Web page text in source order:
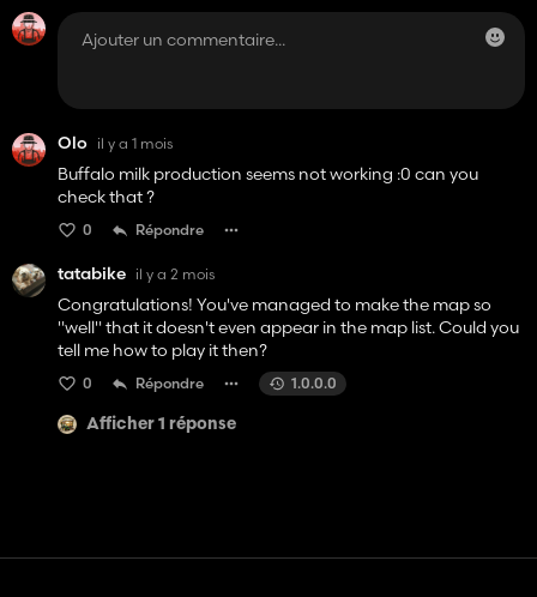
Olo il y a 1 mois
Buffalo milk production seems not working :0 can you
check that ?
0 Répondre
tatabike il y a 2 mois
Congratulations! You've managed to make the map so
"well" that it doesn't even appear in the map list. Could you
tell me how to play it then?
0 Répondre 1.0.0.0
Afficher 1 réponse